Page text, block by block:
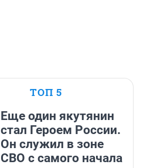
ТОП 5
Еще один якутянин
стал Героем России.
Он служил в зоне
СВО с самого начала